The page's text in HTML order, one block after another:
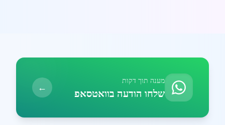
מענה תוך דקות
שלחו הודעה בוואטסאפ ←